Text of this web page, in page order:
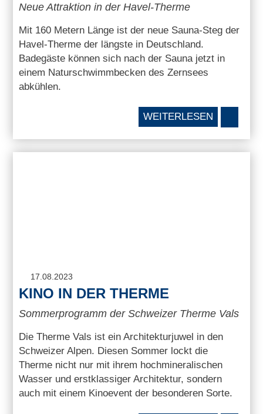
Neue Attraktion in der Havel-Therme
Mit 160 Metern Länge ist der neue Sauna-Steg der
Havel-Therme der längste in Deutschland.
Badegäste können sich nach der Sauna jetzt in
einem Naturschwimmbecken des Zernsees
abkühlen.
WEITERLESEN
17.08.2023
KINO IN DER THERME
Sommerprogramm der Schweizer Therme Vals
Die Therme Vals ist ein Architekturjuwel in den
Schweizer Alpen. Diesen Sommer lockt die
Therme nicht nur mit ihrem hochmineralischen
Wasser und erstklassiger Architektur, sondern
auch mit einem Kinoevent der besonderen Sorte.